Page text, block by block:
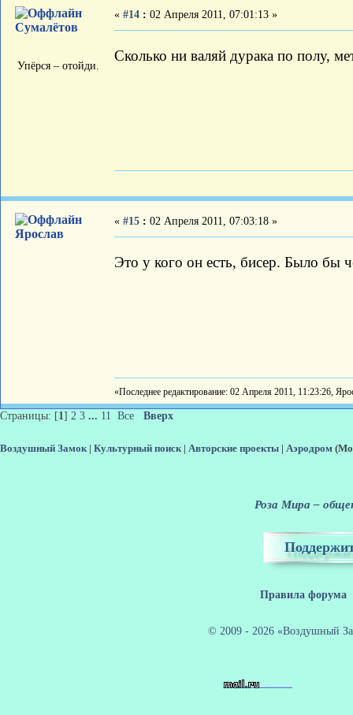
Сумалётов
Упёрся – отойди.
« #14 : 02 Апреля 2011, 07:01:13 »
Сколько ни валяй дурака по полу,
Ярослав
« #15 : 02 Апреля 2011, 07:03:18 »
Это у кого он есть, бисер. Было бы
«Последнее редактирование: 02 Апреля 2011, 11:23:26,
Страницы: [1] 2 3 ... 11 Все Вверх
Воздушный Замок | Культурный поиск | Авторские проекты | Аэродром
Роза Мира –
Правила форума
© 2009 - 2026 «Воздушный